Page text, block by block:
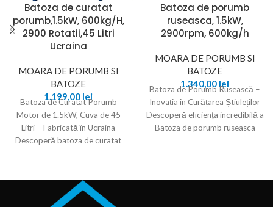
Batoza de curatat
porumb,1.5kW, 600kg/H,
2900 Rotatii,45 Litri
Ucraina
MOARA DE PORUMB SI
BATOZE
1.199,00 lei
Batoza de Curatat Porumb
Motor de 1.5kW, Cuva de 45
Litri – Fabricată în Ucraina
Descoperă batoza de curatat
Batoza de porumb
ruseasca, 1.5kW,
2900rpm, 600kg/h
MOARA DE PORUMB SI
BATOZE
1.340,00 lei
Batoza de Porumb Rusească –
Inovația în Curățarea Știuleților
Descoperă eficiența incredibilă a
Batoza de porumb ruseasca